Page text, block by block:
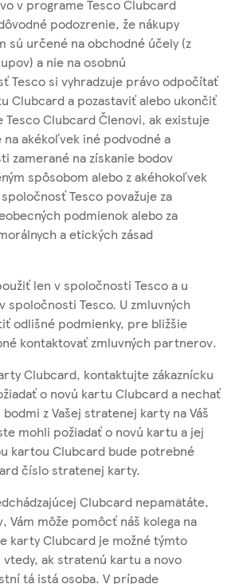
v programe Tesco Clubcard
podozrenie, že nákupy
sú určené na obchodné účely (z
a nie na osobnú
Tesco si vyhradzuje právo odpočítať
Clubcard a pozastaviť alebo ukončiť
Clubcard Členovi, ak existuje
akékoľvek iné podvodné a
zamerané na získanie bodov
spôsobom alebo z akéhokoľvek
Tesco považuje za
podmienok alebo za
a etických zásad
len v spoločnosti Tesco a u
Tesco. U zmluvných
odlišné podmienky, pre bližšie
kontaktovať zmluvných partnerov.
Clubcard, kontaktujte zákaznícku
o novú kartu Clubcard a nechať
z Vašej stratenej karty na Váš
mohli požiadať o novú kartu a jej
kartou Clubcard bude potrebné
číslo stratenej karty.
Clubcard nepamätáte,
Vám môže pomôcť náš kolega na
karty Clubcard je možné týmto
ak stratenú kartu a novo
tá istá osoba. V prípade